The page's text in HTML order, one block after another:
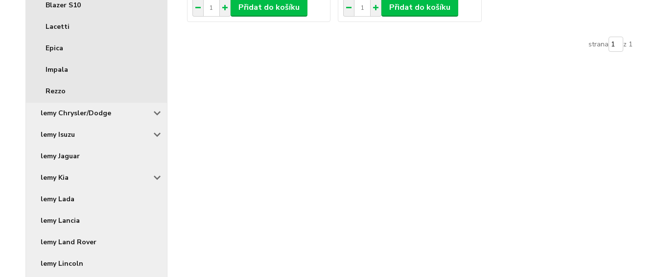
Blazer S10
Lacetti
Epica
Impala
Rezzo
lemy Chrysler/Dodge
lemy Isuzu
lemy Jaguar
lemy Kia
lemy Lada
lemy Lancia
lemy Land Rover
lemy Lincoln
Přidat do košíku Přidat do košíku
strana z 1